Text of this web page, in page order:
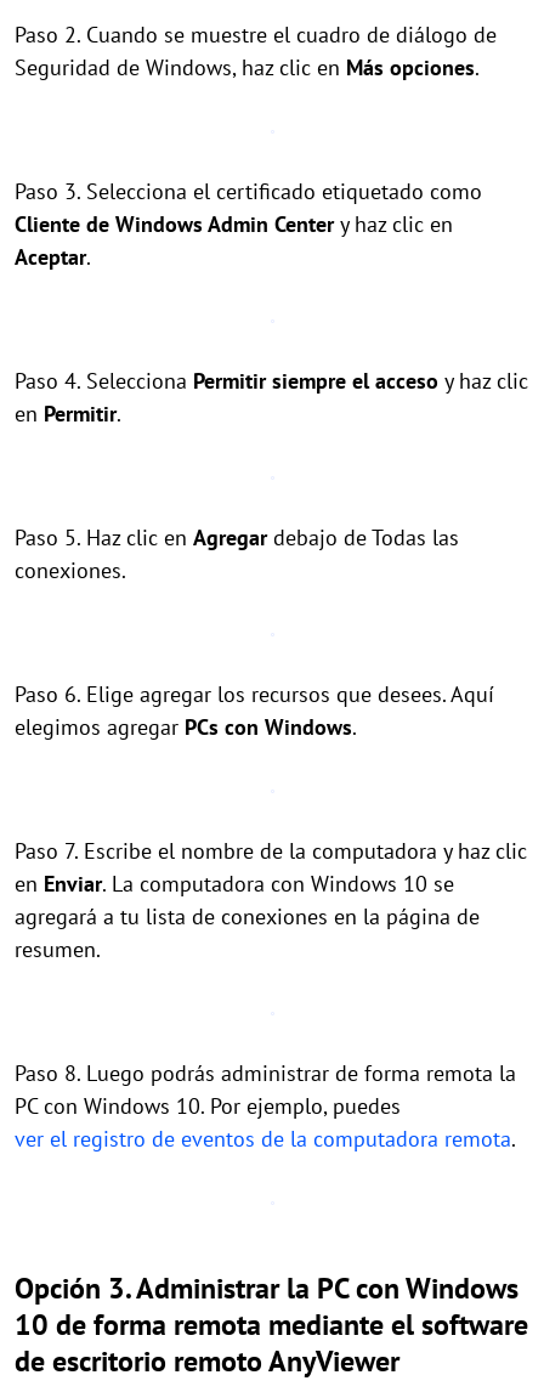
Paso 2. Cuando se muestre el cuadro de diálogo de
Seguridad de Windows, haz clic en Más opciones.
Paso 3. Selecciona el certificado etiquetado como
Cliente de Windows Admin Centery haz clic en
Aceptar.
Paso 4. Selecciona Permitir siempre el acceso y haz clic
en Permitir.
Paso 5. Haz clic en Agregardebajo de Todas las
conexiones.
Paso 6. Elige agregar los recursos que desees. Aquí
elegimos agregar PCs con Windows.
Paso 7. Escribe el nombre de la computadora y haz clic
en Enviar. La computadora con Windows 10 se
agregará a tu lista de conexiones en la página de
resumen.
Paso 8. Luego podrás administrar de forma remota la
PC con Windows 10. Por ejemplo, puedes
ver el registro de eventos de la computadora remota.
Opción 3. Administrar la PC con Windows
10 de forma remota mediante el software
de escritorio remoto AnyViewer